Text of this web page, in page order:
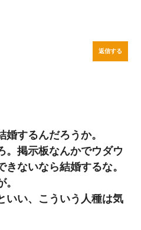
返信する
するんだろうか。
。掲示板なんかでウダウ
ないなら結婚するな。
いい、こういう人種は気